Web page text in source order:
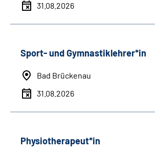
31.08.2026
Sport- und Gymnastiklehrer*in
Bad Brückenau
31.08.2026
Physiotherapeut*in